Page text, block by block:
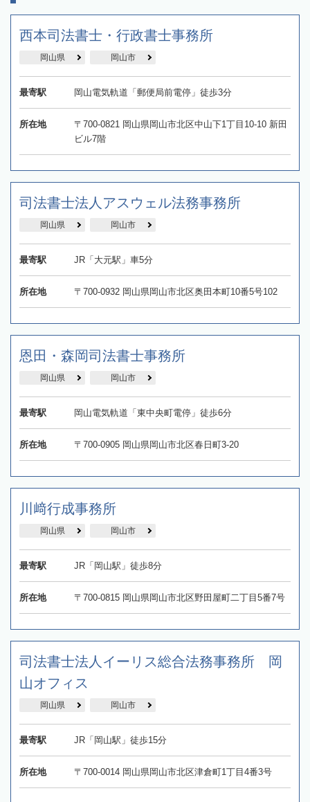
西本司法書士・行政書士事務所
岡山県 岡山市
最寄駅 岡山電気軌道「郵便局前電停」徒歩3分
所在地
〒700-0821 岡山県岡山市北区中山下1丁目10-10 新田
ビル7階
司法書士法人アスウェル法務事務所
岡山県 岡山市
最寄駅 JR「大元駅」車5分
所在地 〒700-0932 岡山県岡山市北区奥田本町10番5号102
恩田・森岡司法書士事務所
岡山県 岡山市
最寄駅 岡山電気軌道「東中央町電停」徒歩6分
所在地 〒700-0905 岡山県岡山市北区春日町3-20
川﨑行成事務所
岡山県 岡山市
最寄駅 JR「岡山駅」徒歩8分
所在地 〒700-0815 岡山県岡山市北区野田屋町二丁目5番7号
司法書士法人イーリス総合法務事務所 岡
山オフィス
岡山県 岡山市
最寄駅 JR「岡山駅」徒歩15分
所在地 〒700-0014 岡山県岡山市北区津倉町1丁目4番3号